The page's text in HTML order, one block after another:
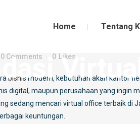
Home Tentang
0 Comments 0 Likes
bisnis modern, kebutuhan akan kantor
digital, maupun perusahaan yang ingin
sedang mencari virtual office terbaik di
keuntungan.